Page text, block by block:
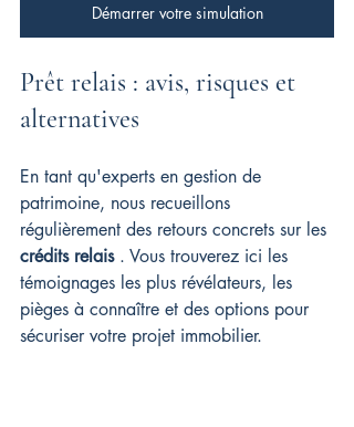
Démarrer votre simulation
Prêt relais : avis, risques et
alternatives
En tant qu'experts en gestion de
patrimoine, nous recueillons
régulièrement des retours concrets sur les
crédits relais . Vous trouverez ici les
témoignages les plus révélateurs, les
pièges à connaître et des options pour
sécuriser votre projet immobilier.